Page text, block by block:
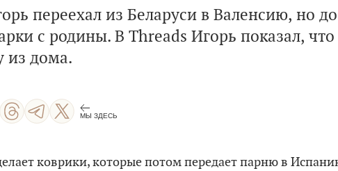
переехал из Беларуси в Валенсию, но
с родины. В Threads Игорь показал,
из дома.
МЫ ЗДЕСЬ
коврики, которые потом передает парню в